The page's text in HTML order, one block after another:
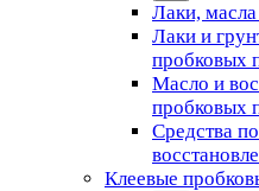
Лаки,
Лаки и
пробковых
Масло и
пробковых
Средства
Клеевые